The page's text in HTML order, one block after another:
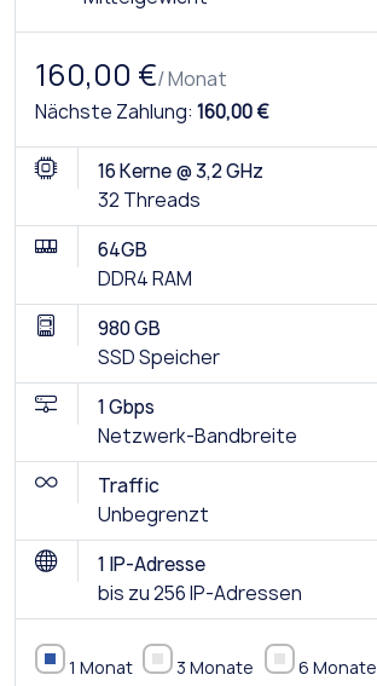
160,00 €/ Monat
Nächste Zahlung: 160,00 €
16 Kerne @ 3,2 GHz
32 Threads
64GB
DDR4 RAM
980 GB
SSD Speicher
1 Gbps
Netzwerk-Bandbreite
Traffic
Unbegrenzt
1 IP-Adresse
bis zu 256 IP-Adressen
1 Monat 3 Monate 6 Monate